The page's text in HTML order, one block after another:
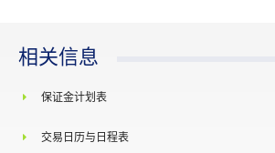
洽商大型交易
彭博社代号
路孚特代号
相关信息
保证金计划表
交易日历与日程表